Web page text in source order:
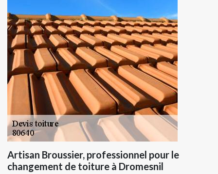
Artisan Broussier, professionnel pour le
changement de toiture à Dromesnil